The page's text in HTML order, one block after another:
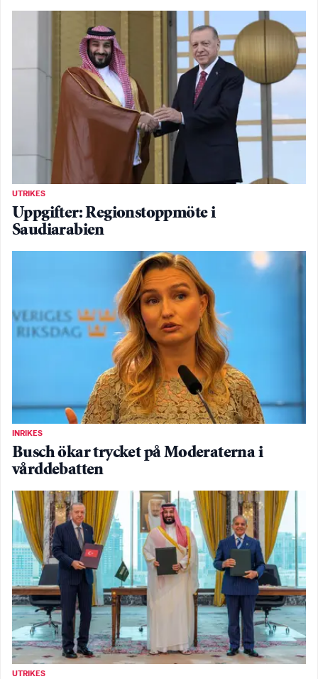
UTRIKES
Uppgifter: Regionstoppmöte i
Saudiarabien
INRIKES
Busch ökar trycket på Moderaterna i
vårddebatten
UTRIKES